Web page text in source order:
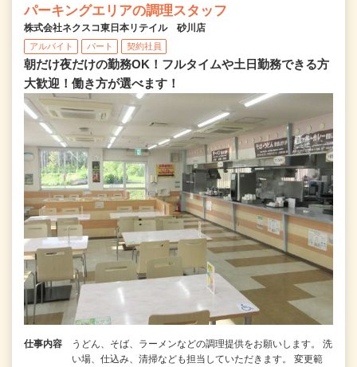
パーキングエリアの調理スタッフ
株式会社ネクスコ東日本リテイル 砂川店
アルバイト パート 契約社員
朝だけ夜だけの勤務OK！フルタイムや土日勤務できる方
大歓迎！働き方が選べます！
仕事内容
うどん、そば、ラーメンなどの調理提供をお願いします。 洗
い場、仕込み、清掃なども担当していただきます。 変更範